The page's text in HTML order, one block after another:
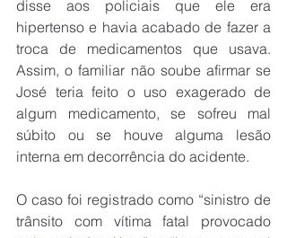
disse aos policiais que ele era
hipertenso e havia acabado de fazer a
troca de medicamentos que usava.
Assim, o familiar não soube afirmar se
José teria feito o uso exagerado de
algum medicamento, se sofreu mal
súbito ou se houve alguma lesão
interna em decorrência do acidente.
O caso foi registrado como “sinistro de
trânsito com vítima fatal provocado